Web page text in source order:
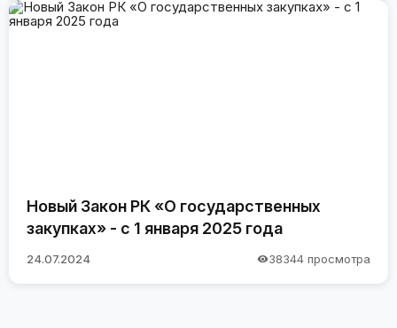
Новый Закон РК «О государственных
закупках» - с 1 января 2025 года
24.07.2024 38344 просмотра